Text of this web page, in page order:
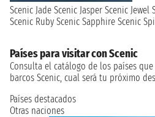
Scenic Jade Scenic Jasper Scenic Jewel
Scenic Ruby Scenic Sapphire Scenic
Países para visitar con Scenic
Consulta el catálogo de los países
barcos Scenic, cual será tu próximo
Países destacados
Otras naciones